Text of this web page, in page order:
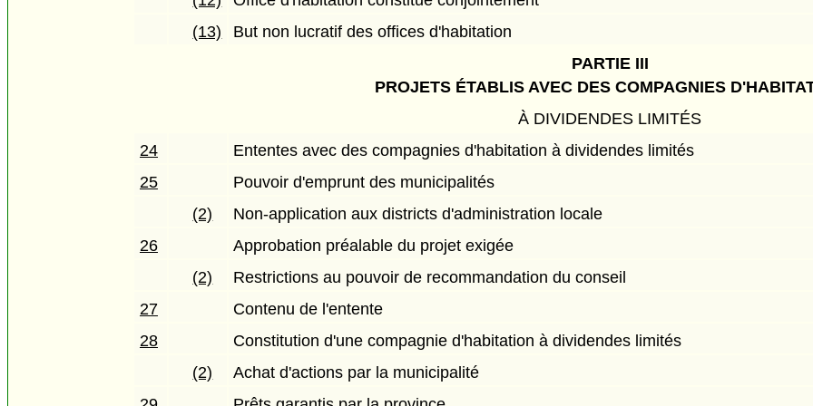
(13)
But non lucratif des offices d'habitation
PARTIE III
PROJETS ÉTABLIS AVEC DES COMPAGNIES
À DIVIDENDES LIMITÉS
24
Ententes avec des compagnies d'habitation à dividendes limités
25
Pouvoir d'emprunt des municipalités
(2)
Non-application aux districts d'administration locale
26
Approbation préalable du projet exigée
(2)
Restrictions au pouvoir de recommandation du conseil
27
Contenu de l'entente
28
Constitution d'une compagnie d'habitation à dividendes limités
(2)
Achat d'actions par la municipalité